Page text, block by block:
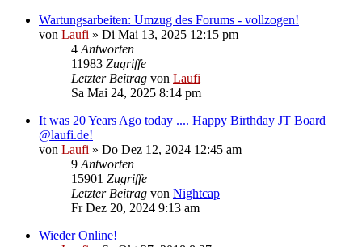
Wartungsarbeiten: Umzug des Forums - vollzogen!
von Laufi » Di Mai 13, 2025 12:15 pm
4 Antworten
11983 Zugriffe
Letzter Beitrag von Laufi
Sa Mai 24, 2025 8:14 pm
It was 20 Years Ago today .... Happy Birthday JT Board
@laufi.de!
von Laufi » Do Dez 12, 2024 12:45 am
9 Antworten
15901 Zugriffe
Letzter Beitrag von Nightcap
Fr Dez 20, 2024 9:13 am
Wieder Online!